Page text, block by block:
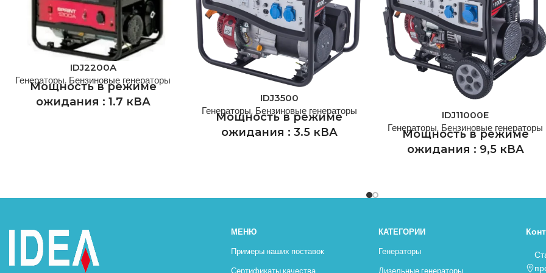
IDJ2200A
Генераторы, Бензиновые генераторы
Мощность в режиме
ожидания : 1.7 кВА
производству генераторов с почти
Стандартная производственная
программа IDEA GENERATOR
включает в себя десятки
IDJ3500
Генераторы, Бензиновые генераторы
Мощность в режиме
ожидания : 3.5 кВА
IDEA GENERATOR - одна из ведущих
производству генераторов с почти
полувековым опытом работы.
IDJ11000E
Генераторы, Бензиновые генераторы
Мощность в режиме
ожидания : 9,5 кВА
компаний нашей страны по
производству генераторов с почти
полувековым опытом работы.
МЕНЮ
Примеры наших поставок
КАТЕГОРИИ
Генераторы